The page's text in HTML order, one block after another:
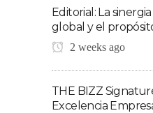
Editorial: La
global y el
2 weeks ago
THE BIZZ
Excelencia